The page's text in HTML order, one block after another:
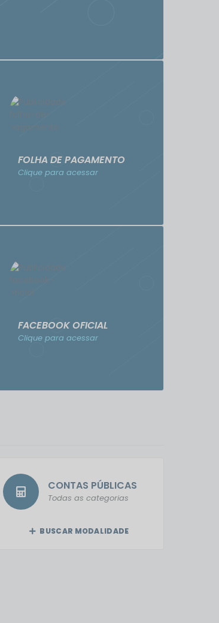
FOLHA DE PAGAMENTO
Clique para acessar
FACEBOOK OFICIAL
Clique para acessar
CONTAS PÚBLICAS
Todas as categorias
BUSCAR MODALIDADE